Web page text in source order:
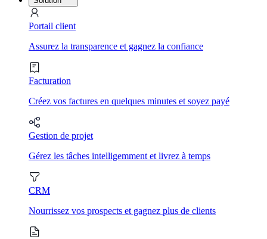
Portail client
Assurez la transparence et gagnez la confiance
Facturation
Créez vos factures en quelques minutes et soyez payé
Gestion de projet
Gérez les tâches intelligemment et livrez à temps
CRM
Nourrissez vos prospects et gagnez plus de clients